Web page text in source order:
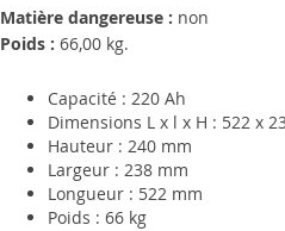
Matière dangereuse : non
Poids : 66,00 kg.
Capacité : 220 Ah
Dimensions L x l x H : 522 x
Hauteur : 240 mm
Largeur : 238 mm
Longueur : 522 mm
Poids : 66 kg